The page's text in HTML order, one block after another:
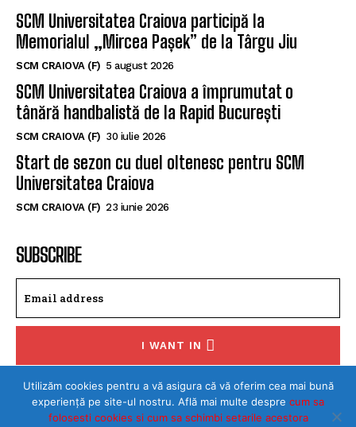
SCM Universitatea Craiova participă la
Memorialul „Mircea Pașek” de la Târgu Jiu
SCM CRAIOVA (F) 5 august 2026
SCM Universitatea Craiova a împrumutat o
tânără handbalistă de la Rapid București
SCM CRAIOVA (F) 30 iulie 2026
Start de sezon cu duel oltenesc pentru SCM
Universitatea Craiova
SCM CRAIOVA (F) 23 iunie 2026
SUBSCRIBE
I WANT IN
I've read and accept thePrivacy Policy.
Utilizăm cookies pentru a vă asigura că vă oferim cea mai bună
experiență pe site-ul nostru. Află mai multe despre cum sa
folosesti cookies si cum sa schimbi setarile acestora